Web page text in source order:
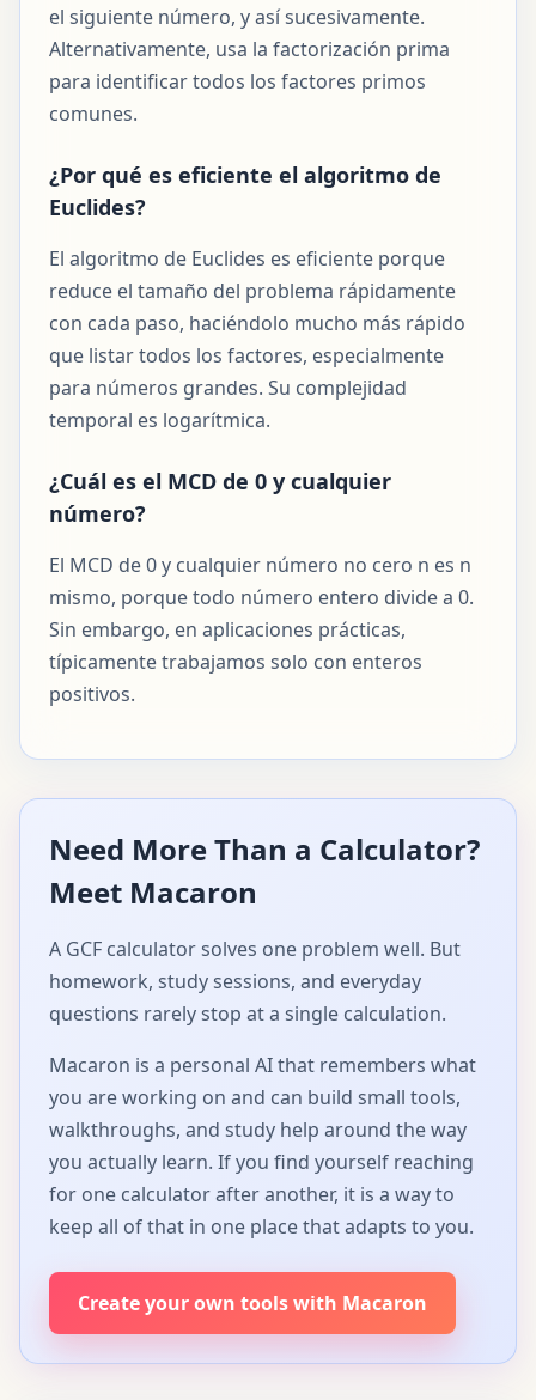
el siguiente número, y así sucesivamente.
Alternativamente, usa la factorización prima
para identificar todos los factores primos
comunes.
¿Por qué es eficiente el algoritmo de
Euclides?
El algoritmo de Euclides es eficiente porque
reduce el tamaño del problema rápidamente
con cada paso, haciéndolo mucho más rápido
que listar todos los factores, especialmente
para números grandes. Su complejidad
temporal es logarítmica.
¿Cuál es el MCD de 0 y cualquier
número?
El MCD de 0 y cualquier número no cero n es n
mismo, porque todo número entero divide a 0.
Sin embargo, en aplicaciones prácticas,
típicamente trabajamos solo con enteros
positivos.
Need More Than a Calculator?
Meet Macaron
A GCF calculator solves one problem well. But
homework, study sessions, and everyday
questions rarely stop at a single calculation.
Macaron is a personal AI that remembers what
you are working on and can build small tools,
walkthroughs, and study help around the way
you actually learn. If you find yourself reaching
for one calculator after another, it is a way to
keep all of that in one place that adapts to you.
Create your own tools with Macaron